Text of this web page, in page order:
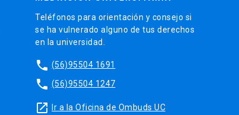
Teléfonos para orientación y consejo si
se ha vulnerado alguno de tus derechos
en la universidad.
phone (56)95504 1691
phone (56)95504 1247
launch Ir a la Oficina de Ombuds UC